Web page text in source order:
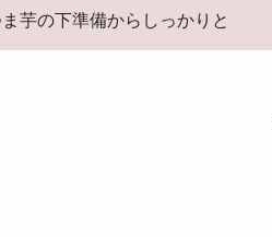
芋の下準備からしっかりと